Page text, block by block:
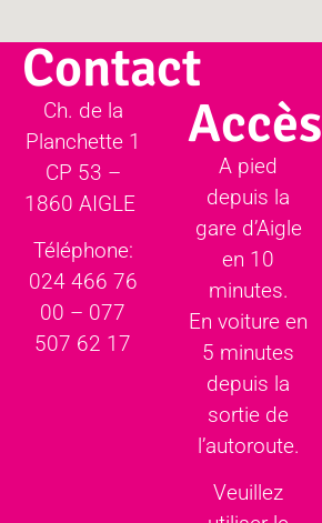
Contact
Ch. de la
Planchette 1
CP 53 –
1860 AIGLE
Téléphone:
024 466 76
00 – 077
507 62 17
Accès
A pied
depuis la
gare d’Aigle
en 10
minutes.
En voiture en
5 minutes
depuis la
sortie de
l’autoroute.
Veuillez